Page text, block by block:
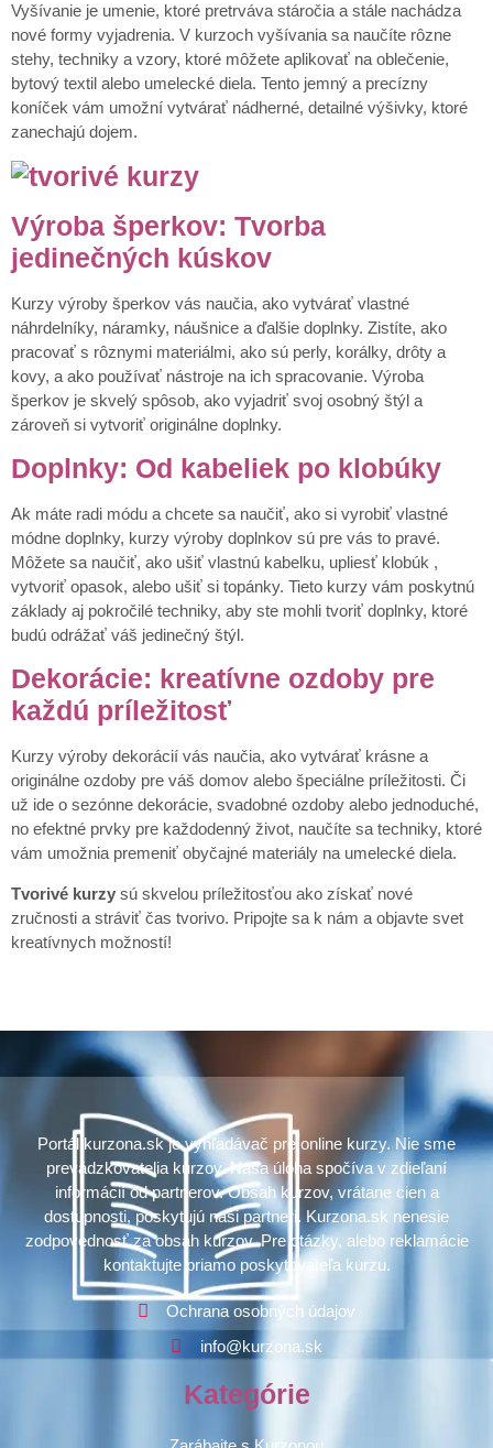
Vyšívanie je umenie, ktoré pretrváva stáročia a stále nachádza
nové formy vyjadrenia. V kurzoch vyšívania sa naučíte rôzne
stehy, techniky a vzory, ktoré môžete aplikovať na oblečenie,
bytový textil alebo umelecké diela. Tento jemný a precízny
koníček vám umožní vytvárať nádherné, detailné výšivky, ktoré
zanechajú dojem.
Výroba šperkov: Tvorba
jedinečných kúskov
Kurzy výroby šperkov vás naučia, ako vytvárať vlastné
náhrdelníky, náramky, náušnice a ďalšie doplnky. Zistíte, ako
pracovať s rôznymi materiálmi, ako sú perly, korálky, drôty a
kovy, a ako používať nástroje na ich spracovanie. Výroba
šperkov je skvelý spôsob, ako vyjadriť svoj osobný štýl a
zároveň si vytvoriť originálne doplnky.
Doplnky: Od kabeliek po klobúky
Ak máte radi módu a chcete sa naučiť, ako si vyrobiť vlastné
módne doplnky, kurzy výroby doplnkov sú pre vás to pravé.
Môžete sa naučiť, ako ušiť vlastnú kabelku, upliesť klobúk ,
vytvoriť opasok, alebo ušiť si topánky. Tieto kurzy vám poskytnú
základy aj pokročilé techniky, aby ste mohli tvoriť doplnky, ktoré
budú odrážať váš jedinečný štýl.
Dekorácie: kreatívne ozdoby pre
každú príležitosť
Kurzy výroby dekorácií vás naučia, ako vytvárať krásne a
originálne ozdoby pre váš domov alebo špeciálne príležitosti. Či
už ide o sezónne dekorácie, svadobné ozdoby alebo jednoduché,
no efektné prvky pre každodenný život, naučíte sa techniky, ktoré
vám umožnia premeniť obyčajné materiály na umelecké diela.
Tvorivé kurzy sú skvelou príležitosťou ako získať nové
zručnosti a stráviť čas tvorivo. Pripojte sa k nám a objavte svet
kreatívnych možností!
Portál kurzona.sk je vyhľadávač pre online kurzy. Nie sme
prevádzkovatelia kurzov. Naša úloha spočíva v zdieľaní
informácií od partnerov. Obsah kurzov, vrátane cien a
dostupnosti, poskytujú naši partneri. Kurzona.sk nenesie
zodpovednosť za obsah kurzov. Pre otázky, alebo reklamácie
kontaktujte priamo poskytovateľa kurzu.
Ochrana osobných údajov
info@kurzona.sk
Kategórie